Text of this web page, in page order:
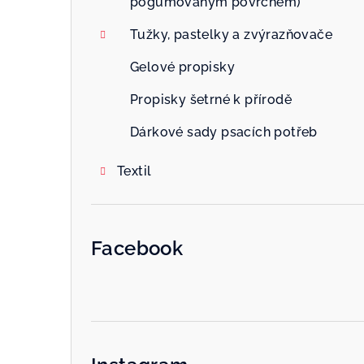
Tužky, pastelky a zvýrazňovače
Gelové propisky
Propisky šetrné k přírodě
Dárkové sady psacích potřeb
Textil
Facebook